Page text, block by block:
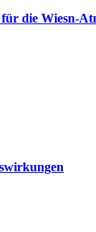
die Wiesn-